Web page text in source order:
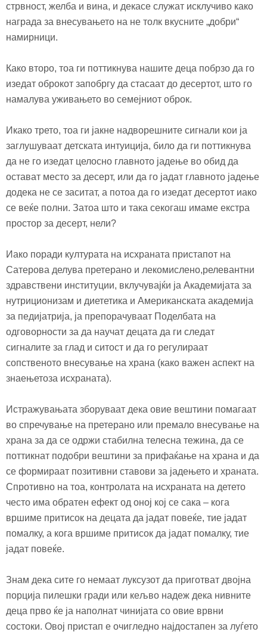
стрвност, желба и вина, и декасе служат исклучиво како
награда за внесувањето на не толк вкусните „добри“
намирници.
Како второ, тоа ги поттикнува нашите деца побрзо да го
изедат оброкот запобргу да стасаат до десертот, што го
намалува уживањето во семејниот оброк.
Икако трето, тоа ги јакне надворешните сигнали кои ја
заглушуваат детската интуиција, било да ги поттикнува
да не го изедат целосно главното јадење во обид да
остават место за десерт, или да го јадат главното јадење
додека не се заситат, а потоа да го изедат десертот иако
се веќе полни. Затоа што и така секогаш имаме екстра
простор за десерт, нели?
Иако поради културата на исхраната пристапот на
Сатерова делува претерано и лекомислено,релевантни
здравствени институции, вклучувајќи ја Академијата за
нутриционизам и диететика и Американската академија
за педијатрија, ја препорачуваат Поделбата на
одговорности за да научат децата да ги следат
сигналите за глад и ситост и да го регулираат
сопственото внесување на храна (како важен аспект на
знаењетоза исхраната).
Истражувањата зборуваат дека овие вештини помагаат
во спречување на претерано или премало внесување на
храна за да се одржи стабилна телесна тежина, да се
поттикнат подобри вештини за прифаќање на храна и да
се формираат позитивни ставови за јадењето и храната.
Спротивно на тоа, контролата на исхраната на детето
често има обратен ефект од оној кој се сака – кога
вршиме притисок на децата да јадат повеќе, тие јадат
помалку, а кога вршиме притисок да јадат помалку, тие
јадат повеќе.
Знам дека сите го немаат луксузот да приготват двојна
порција пилешки гради или кељво надеж дека нивните
деца прво ќе ја наполнат чинијата со овие врвни
состоки. Овој пристап е очигледно најдостапен за луѓето